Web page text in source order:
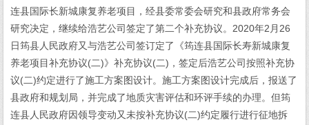
连县国际长新城康复养老项目，经县委常委会研究和县政府常务会
研究决定，继续给浩艺公司签定了第二个补充协议。2020年2月26
日筠县人民政府又与浩艺公司签订定了《筠连县国际长寿新城康复
养老项目补充协议(二)》补充协议(二)，签定后浩艺公司按照补充协
议(二)约定进行了施工方案图设计。施工方案图设计完成后，报送了
县政府和规划局，并完成了地质灾害评估和环评手续的办理。但筠
连县人民政府因领导变动又未按补充协议(二)约定履行进行征地拆